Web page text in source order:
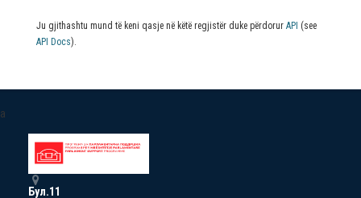
Ju gjithashtu mund të keni qasje në këtë regjistër duke përdorur API (see
API Docs).
a
Бул.11